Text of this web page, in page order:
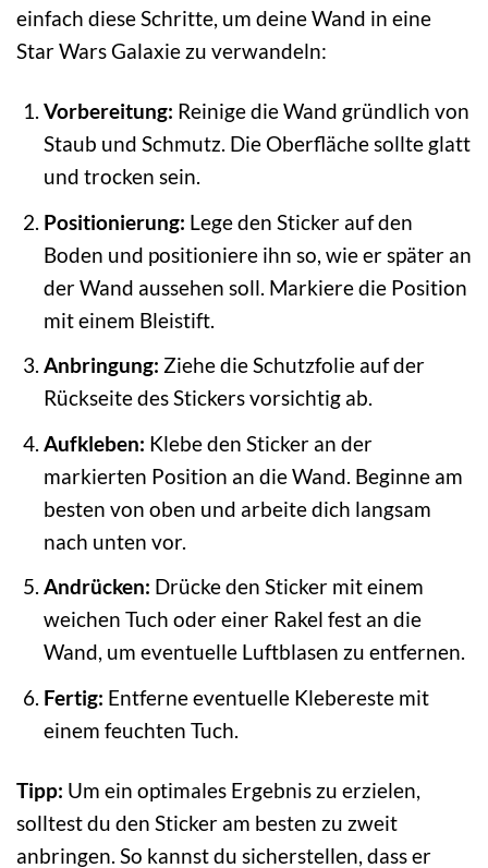
einfach diese Schritte, um deine Wand in eine
Star Wars Galaxie zu verwandeln:
Vorbereitung: Reinige die Wand gründlich von
Staub und Schmutz. Die Oberfläche sollte glatt
und trocken sein.
Positionierung: Lege den Sticker auf den
Boden und positioniere ihn so, wie er später an
der Wand aussehen soll. Markiere die Position
mit einem Bleistift.
Anbringung: Ziehe die Schutzfolie auf der
Rückseite des Stickers vorsichtig ab.
Aufkleben: Klebe den Sticker an der
markierten Position an die Wand. Beginne am
besten von oben und arbeite dich langsam
nach unten vor.
Andrücken: Drücke den Sticker mit einem
weichen Tuch oder einer Rakel fest an die
Wand, um eventuelle Luftblasen zu entfernen.
Fertig: Entferne eventuelle Klebereste mit
einem feuchten Tuch.
Tipp: Um ein optimales Ergebnis zu erzielen,
solltest du den Sticker am besten zu zweit
anbringen. So kannst du sicherstellen, dass er